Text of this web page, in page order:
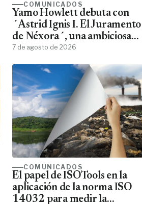
COMUNICADOS
Yamo Howlett debuta con
´Astrid Ignis I. El Juramento
de Néxora´, una ambiciosa
saga de fantasía y ciencia
7 de agosto de 2026
COMUNICADOS
El papel de ISOTools en la
aplicación de la norma ISO
14032 para medir la